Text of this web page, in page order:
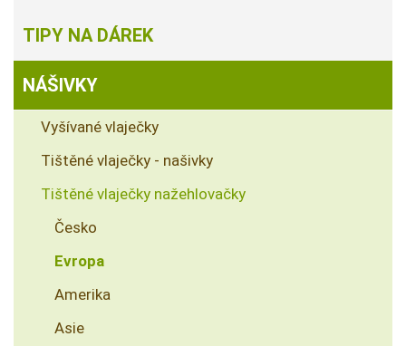
TIPY NA DÁREK
NÁŠIVKY
Vyšívané vlaječky
Tištěné vlaječky - našivky
Tištěné vlaječky nažehlovačky
Česko
Evropa
Amerika
Asie